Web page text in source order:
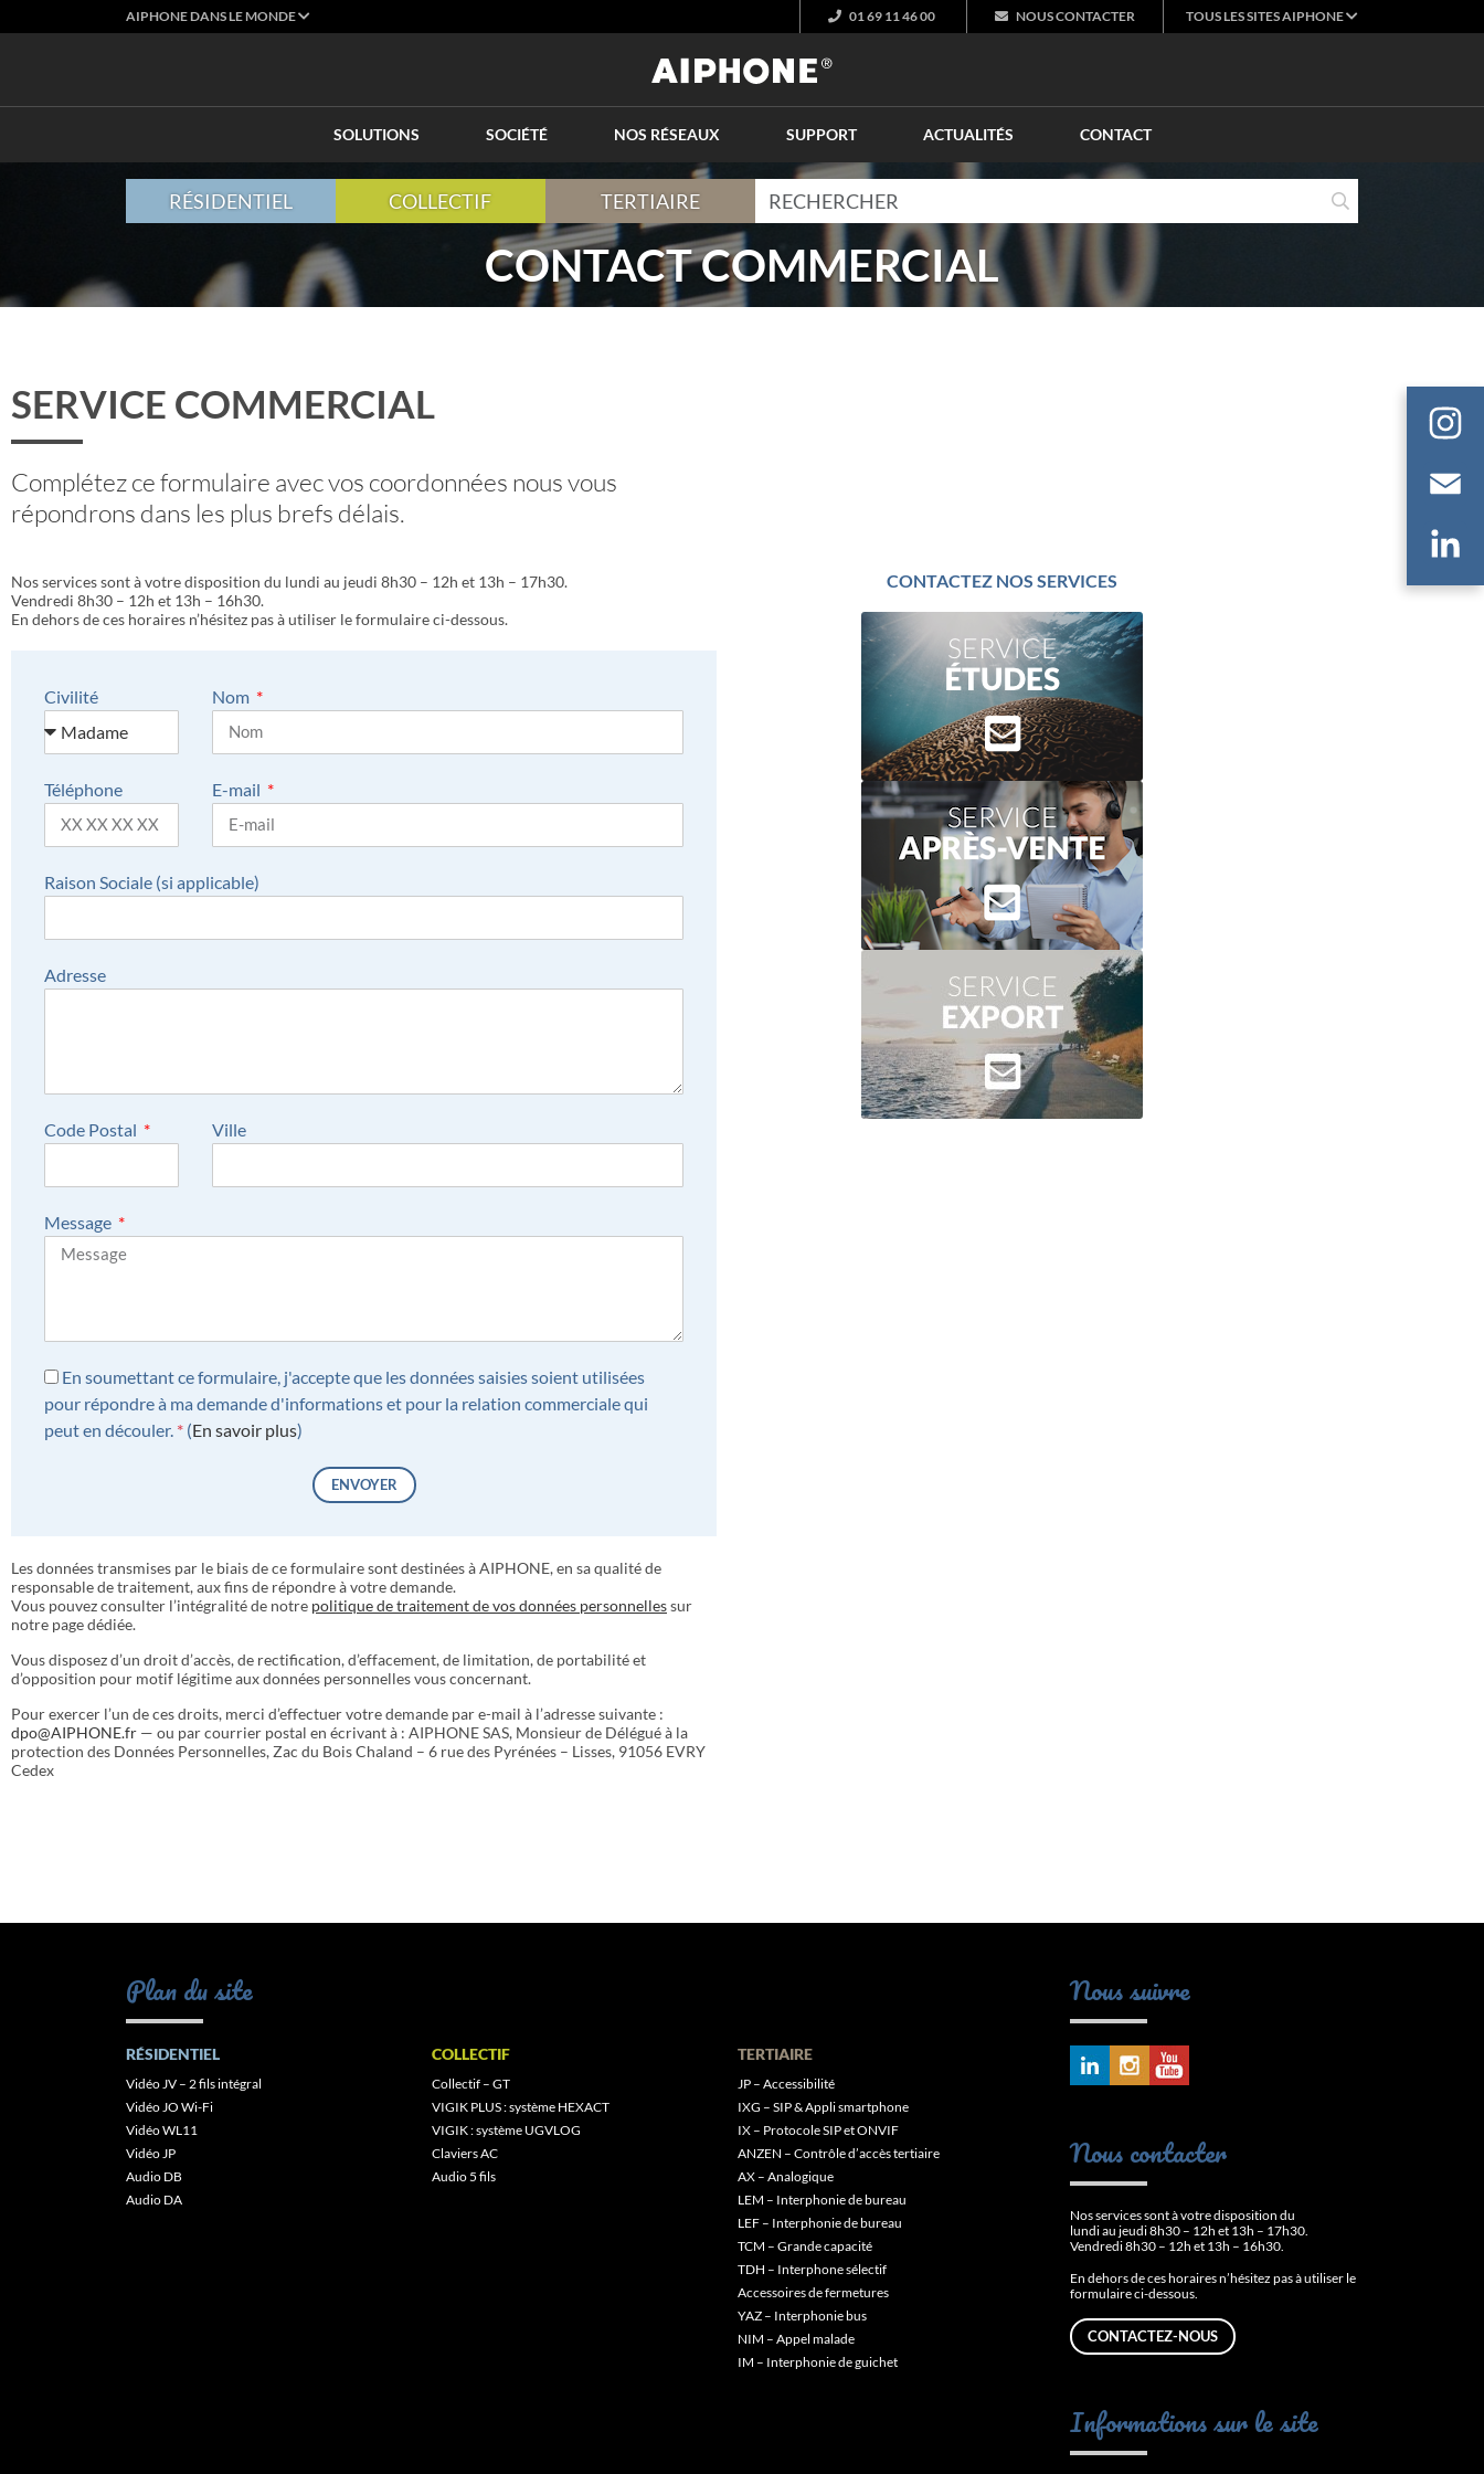
AIPHONE DANS LE MONDE 01 69 11 46 00 NOUSCONTACTER TOUS LES SITES AIPHONE
SOLUTIONS SOCIÉTÉ NOS RÉSEAUX SUPPORT ACTUALITÉS CONTACT
RÉSIDENTIEL COLLECTIF TERTIAIRE
CONTACT COMMERCIAL
SERVICE COMMERCIAL
Complétez ce formulaire avec vos coordonnées nous vous
répondrons dans les plus brefs délais.
Nos services sont à votre disposition du lundi au jeudi 8h30 – 12h et 13h – 17h30.
Vendredi 8h30 – 12h et 13h – 16h30.
En dehors de ces horaires n’hésitez pas à utiliser le formulaire ci-dessous.
Civilité Nom
Téléphone E-mail
Raison Sociale (si applicable)
Adresse
Code Postal Ville
Message
En soumettant ce formulaire, j'accepte que les données saisies soient utilisées
pour répondre à ma demande d'informations et pour la relation commerciale qui
peut en découler. * (En savoir plus)
ENVOYER
Les données transmises par le biais de ce formulaire sont destinées à AIPHONE, en sa qualité de
responsable de traitement, aux fins de répondre à votre demande.
Vous pouvez consulter l’intégralité de notre politique de traitement de vos données personnellessur
notre page dédiée.
Vous disposez d’un droit d’accès, de rectification, d’effacement, de limitation, de portabilité et
d’opposition pour motif légitime aux données personnelles vous concernant.
Pour exercer l’un de ces droits, merci d’effectuer votre demande par e-mail à l’adresse suivante :
dpo@AIPHONE.fr — ou par courrier postal en écrivant à : AIPHONE SAS, Monsieur de Délégué à la
protection des Données Personnelles, Zac du Bois Chaland – 6 rue des Pyrénées – Lisses, 91056 EVRY
Cedex
CONTACTEZ NOS SERVICES
Plan du site
RÉSIDENTIEL
Vidéo JV – 2 fils intégral
Vidéo JO Wi-Fi
Vidéo WL11
Vidéo JP
Audio DB
Audio DA
COLLECTIF
Collectif – GT
VIGIK PLUS : système HEXACT
VIGIK : système UGVLOG
Claviers AC
Audio 5 fils
TERTIAIRE
JP – Accessibilité
IXG – SIP & Appli smartphone
IX – Protocole SIP et ONVIF
ANZEN – Contrôle d’accès tertiaire
AX – Analogique
LEM – Interphonie de bureau
LEF – Interphonie de bureau
TCM – Grande capacité
TDH – Interphone sélectif
Accessoires de fermetures
YAZ – Interphonie bus
NIM – Appel malade
IM – Interphonie de guichet
Nous suivre
Nous contacter
Nos services sont à votre disposition du
lundi au jeudi 8h30 – 12h et 13h – 17h30.
Vendredi 8h30 – 12h et 13h – 16h30.
En dehors de ces horaires n’hésitez pas à utiliser le
formulaire ci-dessous.
CONTACTEZ-NOUS
Informations sur le site